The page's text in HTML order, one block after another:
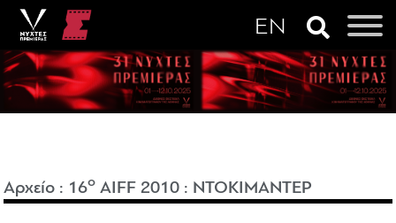
Αρχείο : 16o AIFF 2010 : ΝΤΟΚΙΜΑΝΤΕΡ